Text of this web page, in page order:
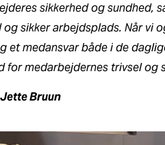
sikkerhed og sundhed,
sikker arbejdsplads. Når vi
et medansvar både i de
for medarbejdernes trivsel og
Bruun